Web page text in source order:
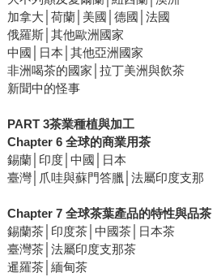
加拿大│荷蘭│美國│德國│法國
俄羅斯│其他歐洲國家
中國│日本│其他亞洲國家
非洲喝茶的國家│拉丁美洲與飲茶
新聞中的怪事
PART 3茶業種植與加工
Chapter 6 全球的商業用茶
錫蘭│印度│中國│日本
臺灣│爪哇與蘇門答臘│法屬印度支那
Chapter 7 全球茶葉產品的特性與品茶
錫蘭茶│印度茶│中國茶│日本茶
臺灣茶│法屬印度支那茶
暹羅茶│緬甸茶